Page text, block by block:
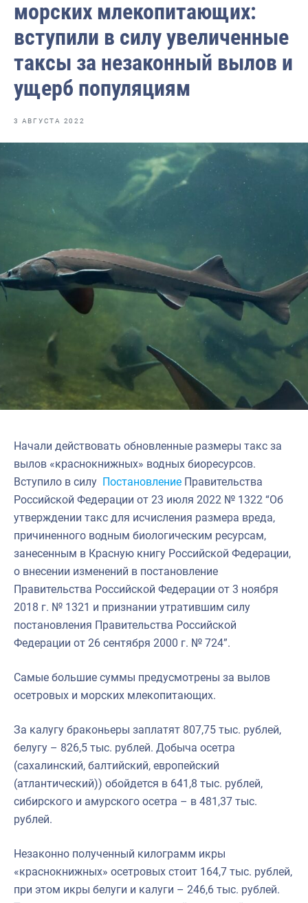
Отраслевые СМИ
Выставки и конференции
Научно-практическая литература
Рыбоохрана России
Большая африканская экспедиция
Укрепление духовно-нравственных ценностей
морских млекопитающих:
вступили в силу увеличенные
таксы за незаконный вылов и
ущерб популяциям
3 АВГУСТА 2022
Начали действовать обновленные размеры такс за
вылов «краснокнижных» водных биоресурсов.
Вступило в силу Постановление Правительства
Российской Федерации от 23 июля 2022 № 1322 “Об
утверждении такс для исчисления размера вреда,
причиненного водным биологическим ресурсам,
занесенным в Красную книгу Российской Федерации,
о внесении изменений в постановление
Правительства Российской Федерации от 3 ноября
2018 г. № 1321 и признании утратившим силу
постановления Правительства Российской
Федерации от 26 сентября 2000 г. № 724”.
Самые большие суммы предусмотрены за вылов
осетровых и морских млекопитающих.
За калугу браконьеры заплатят 807,75 тыс. рублей,
белугу – 826,5 тыс. рублей. Добыча осетра
(сахалинский, балтийский, европейский
(атлантический)) обойдется в 641,8 тыс. рублей,
сибирского и амурского осетра – в 481,37 тыс.
рублей.
Незаконно полученный килограмм икры
«краснокнижных» осетровых стоит 164,7 тыс. рублей,
при этом икры белуги и калуги – 246,6 тыс. рублей.